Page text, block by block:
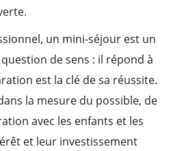
un mini-séjour est un
de sens : il répond à
est la clé de sa réussite.
la mesure du possible, de
avec les enfants et les
et leur investissement